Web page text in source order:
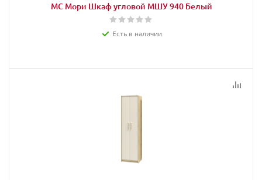
МС Мори Шкаф угловой МШУ 940 Белый
Есть в наличии